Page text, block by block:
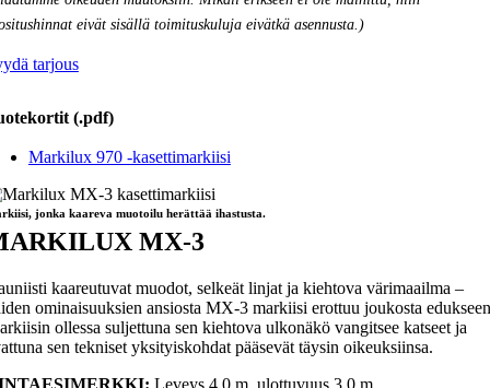
eivät sisällä toimituskuluja eivätkä asennusta.)
tarjous
(.pdf)
Markilux 970 -kasettimarkiisi
jonka kaareva muotoilu herättää ihastusta.
MX-3
kaareutuvat muodot, selkeät linjat ja kiehtova värimaailma –
ominaisuuksien ansiosta MX-3 markiisi erottuu joukosta
ollessa suljettuna sen kiehtova ulkonäkö vangitsee katseet ja
sen tekniset yksityiskohdat pääsevät täysin oikeuksiinsa.
Leveys 4,0 m, ulottuvuus 3,0 m